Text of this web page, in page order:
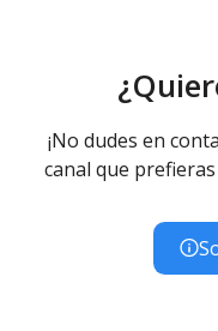
¡No dudes en
canal que